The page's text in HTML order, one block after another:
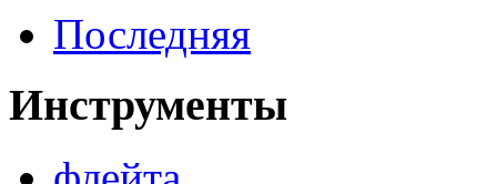
Последняя
Инструменты